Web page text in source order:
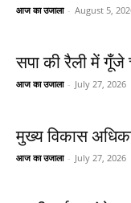
आज का उजाला - August 5,
सपा की रैली में गूँजे
आज का उजाला - July 27, 2026
मुख्य विकास
आज का उजाला - July 27, 2026